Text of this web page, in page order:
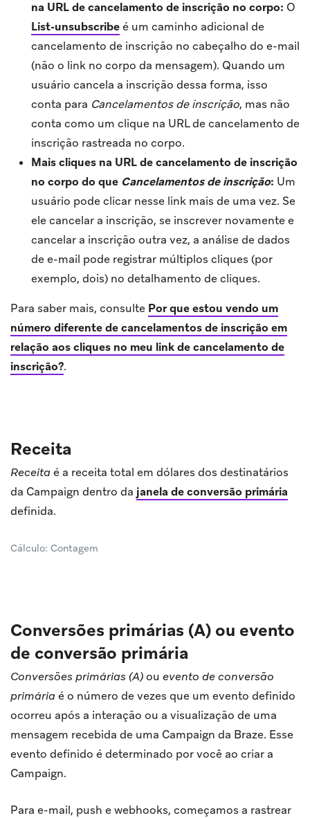
na URL de cancelamento de inscrição no corpo: O
List-unsubscribeé um caminho adicional de
cancelamento de inscrição no cabeçalho do e-mail
(não o link no corpo da mensagem). Quando um
usuário cancela a inscrição dessa forma, isso
conta para Cancelamentos de inscrição, mas não
conta como um clique na URL de cancelamento de
inscrição rastreada no corpo.
Mais cliques na URL de cancelamento de inscrição
no corpo do que Cancelamentos de inscrição: Um
usuário pode clicar nesse link mais de uma vez. Se
ele cancelar a inscrição, se inscrever novamente e
cancelar a inscrição outra vez, a análise de dados
de e-mail pode registrar múltiplos cliques (por
exemplo, dois) no detalhamento de cliques.
Para saber mais, consulte Por que estou vendo um
número diferente de cancelamentos de inscrição em
relação aos cliques no meu link de cancelamento de
inscrição?.
Receita
Receita é a receita total em dólares dos destinatários
da Campaign dentro da janela de conversão primária
definida.
Cálculo: Contagem
Conversões primárias (A) ou evento
de conversão primária
Conversões primárias (A)ou evento de conversão
primária é o número de vezes que um evento definido
ocorreu após a interação ou a visualização de uma
mensagem recebida de uma Campaign da Braze. Esse
evento definido é determinado por você ao criar a
Campaign.
Para e-mail, push e webhooks, começamos a rastrear